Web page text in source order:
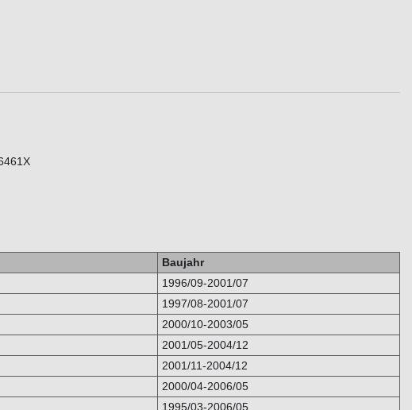
Baujahr
1996/09-2001/07
1997/08-2001/07
2000/10-2003/05
2001/05-2004/12
2001/11-2004/12
2000/04-2006/05
1995/03-2006/05